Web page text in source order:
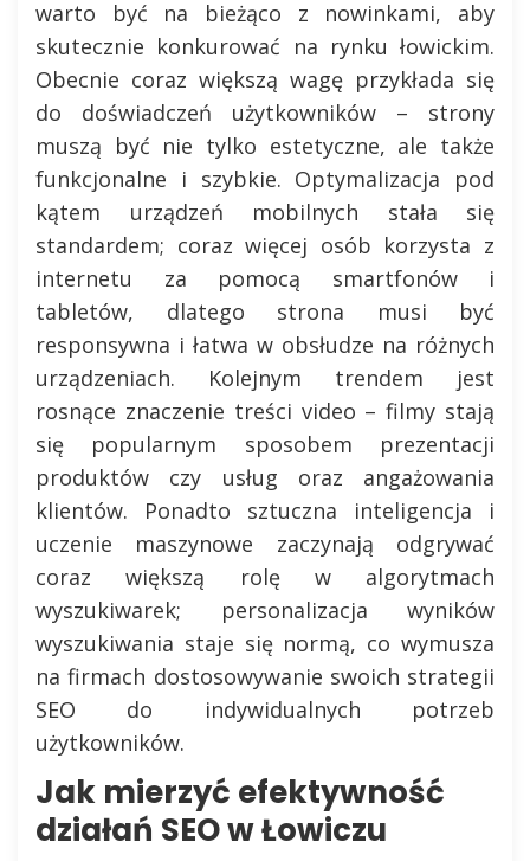
warto być na bieżąco z nowinkami, aby
skutecznie konkurować na rynku łowickim.
Obecnie coraz większą wagę przykłada się
do doświadczeń użytkowników – strony
muszą być nie tylko estetyczne, ale także
funkcjonalne i szybkie. Optymalizacja pod
kątem urządzeń mobilnych stała się
standardem; coraz więcej osób korzysta z
internetu za pomocą smartfonów i
tabletów, dlatego strona musi być
responsywna i łatwa w obsłudze na różnych
urządzeniach. Kolejnym trendem jest
rosnące znaczenie treści video – filmy stają
się popularnym sposobem prezentacji
produktów czy usług oraz angażowania
klientów. Ponadto sztuczna inteligencja i
uczenie maszynowe zaczynają odgrywać
coraz większą rolę w algorytmach
wyszukiwarek; personalizacja wyników
wyszukiwania staje się normą, co wymusza
na firmach dostosowywanie swoich strategii
SEO do indywidualnych potrzeb
użytkowników.
Jak mierzyć efektywność
działań SEO w Łowiczu